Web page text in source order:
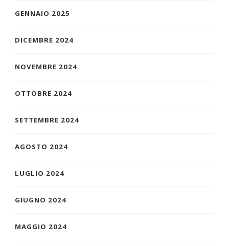
GENNAIO 2025
DICEMBRE 2024
NOVEMBRE 2024
OTTOBRE 2024
SETTEMBRE 2024
AGOSTO 2024
LUGLIO 2024
GIUGNO 2024
MAGGIO 2024